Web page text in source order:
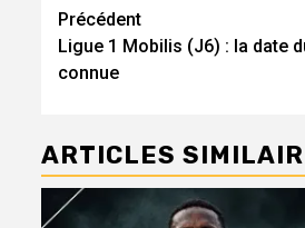
Navigation
d’article
Précédent
Ligue 1 Mobilis (J6) : la date
connue
ARTICLES